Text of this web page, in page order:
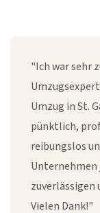
"Ich war sehr
Umzug in St.
pünktlich,
reibungslos
Unternehmen
zuverlässigen
Vielen Dank!"